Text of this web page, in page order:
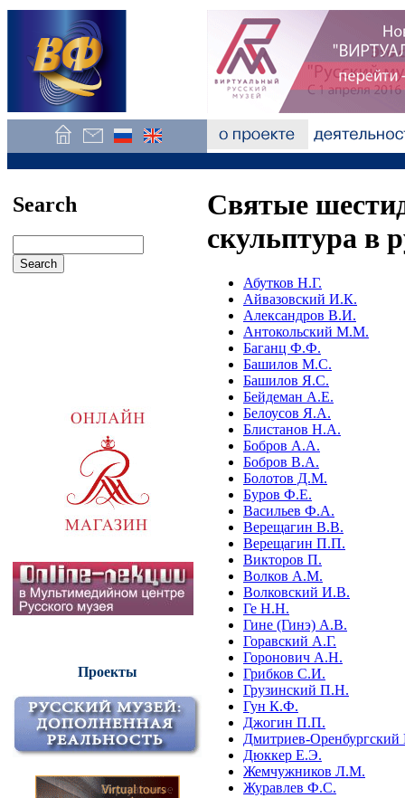
Search
Проекты
Святые
скульптура в
Абутков Н.Г.
Айвазовский И.К.
Александров В.И.
Антокольский М.М.
Баганц Ф.Ф.
Башилов М.С.
Башилов Я.С.
Бейдеман А.Е.
Белоусов Я.А.
Блистанов Н.А.
Бобров А.А.
Бобров В.А.
Болотов Д.М.
Буров Ф.Е.
Васильев Ф.А.
Верещагин В.В.
Верещагин П.П.
Викторов П.
Волков А.М.
Волковский И.В.
Ге Н.Н.
Гине (Гинэ) А.В.
Горавский А.Г.
Горонович А.Н.
Грибков С.И.
Грузинский П.Н.
Гун К.Ф.
Джогин П.П.
Дмитриев-
Дюккер Е.Э.
Жемчужников Л.М.
Журавлев Ф.С.